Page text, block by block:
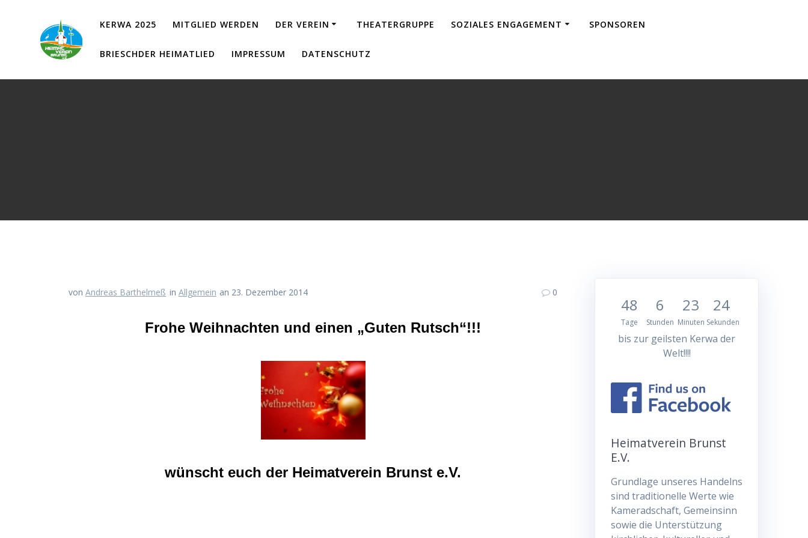
KERWA 2025 MITGLIED WERDEN DER VEREIN THEATERGRUPPE SOZIALES ENGAGEMENT SPONSOREN
BRIESCHDER HEIMATLIED IMPRESSUM DATENSCHUTZ
vonAndreas Barthelmeß in Allgemein an 23. Dezember 2014 0
Frohe Weihnachten und einen „Guten Rutsch“!!!
wünscht euch der Heimatverein Brunst e.V.
48
Tage
6
Stunden
23
Minuten
23
Sekunden
bis zur geilsten Kerwa der
Welt!!!!
Heimatverein Brunst
E.V.
Grundlage unseres Handelns
sind traditionelle Werte wie
Kameradschaft, Gemeinsinn
sowie die Unterstützung